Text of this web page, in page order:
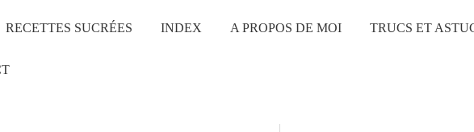
RECETTES SUCRÉES INDEX A PROPOS DE MOI TRUCS ET